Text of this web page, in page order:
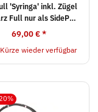
'Syringa' inkl. Zügel
Full nur als SidePull
fehlen!)
69,00 €*
wieder verfügbar